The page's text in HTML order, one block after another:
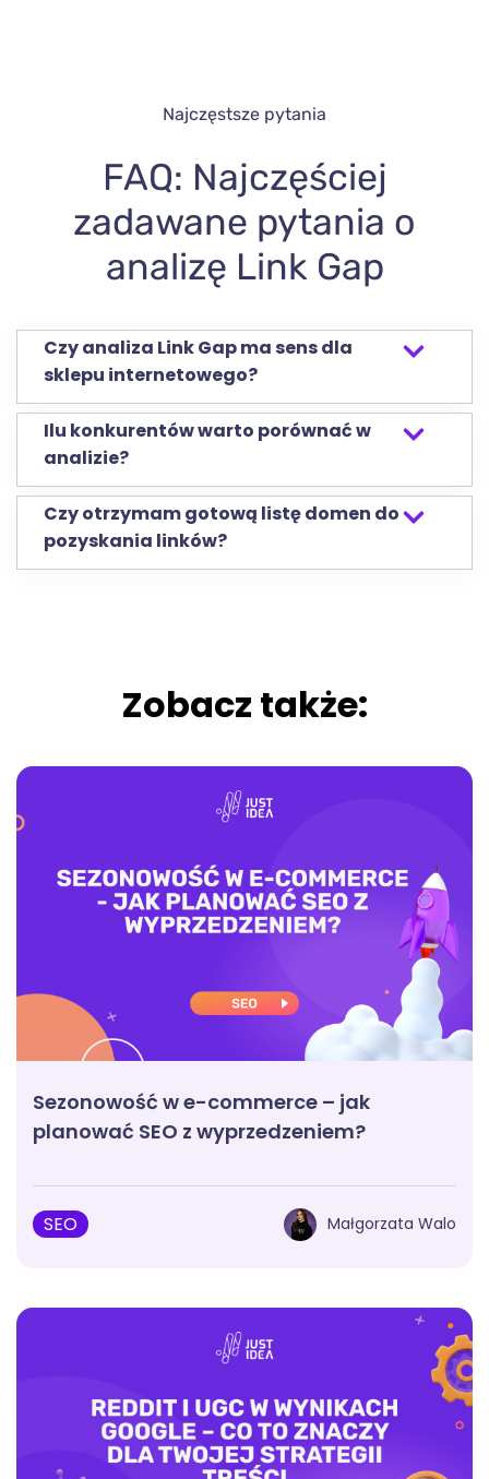
Najczęstsze pytania
FAQ: Najczęściej
zadawane pytania o
analizę Link Gap
Czy analiza Link Gap ma sens dla
sklepu internetowego?
Ilu konkurentów warto porównać w
analizie?
Czy otrzymam gotową listę domen do
pozyskania linków?
Zobacz także:
Sezonowość w e-commerce – jak
planować SEO z wyprzedzeniem?
SEO Małgorzata Walo